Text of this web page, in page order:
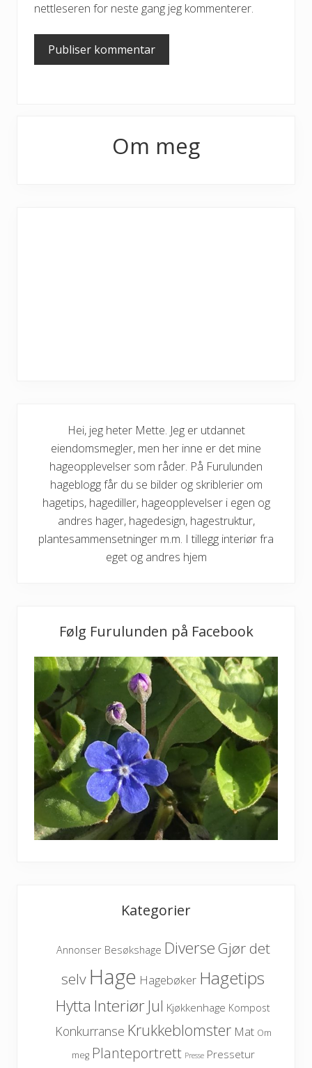
nettleseren for neste gang jeg kommenterer.
Om meg
Hei, jeg heter Mette. Jeg er utdannet
eiendomsmegler, men her inne er det mine
hageopplevelser som råder. På Furulunden
hageblogg får du se bilder og skriblerier om
hagetips, hagediller, hageopplevelser i egen og
andres hager, hagedesign, hagestruktur,
plantesammensetninger m.m. I tillegg interiør fra
eget og andres hjem
Følg Furulunden på Facebook
Kategorier
Annonser Besøkshage Diverse Gjør det
selv Hage Hagebøker Hagetips
Hytta Interiør Jul Kjøkkenhage Kompost
Konkurranse Krukkeblomster Mat Om
meg Planteportrett Presse Pressetur